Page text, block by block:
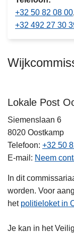
+32 50 82 08 00
+32 492 27 30
Lokale Post
Siemenslaan 6
8020 Oostkamp
Telefoon +32 50
E-mail
Neem
In dit
worden. Voor
het politieloket in
Je kan in het